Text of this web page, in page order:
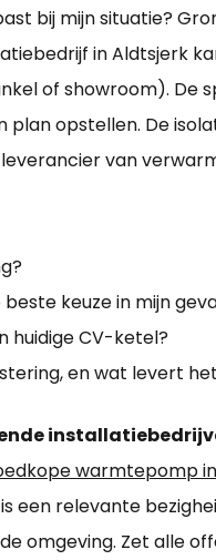
bij mijn situatie?
in Aldtsjerk
of showroom). De
opstellen. De
van
keuze in mijn
huidige CV-ketel?
en wat levert
warmtepomp
een relevante
omgeving. Zet alle